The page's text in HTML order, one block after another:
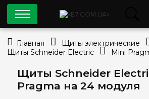
Щиты Schneider
Pragma на 24 модуля
0 800
044
Viber
Главная
Щиты электрические
Щиты Schneider Electric
Mini